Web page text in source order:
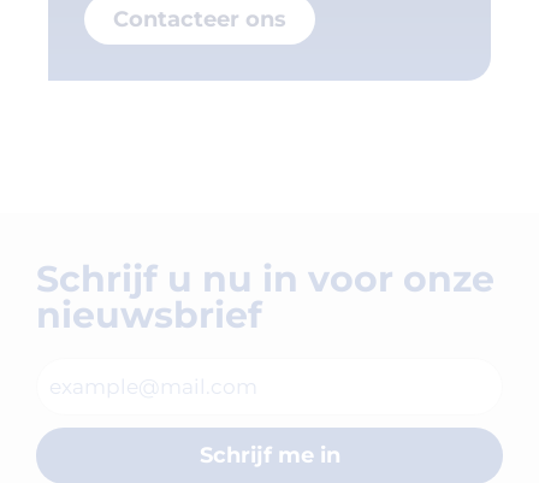
Contacteer ons
Schrijf u nu in voor onze
nieuwsbrief
Schrijf me in